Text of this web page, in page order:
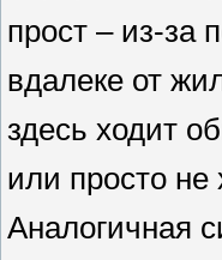
прост – из-за
вдалеке от
здесь ходит
или просто не
Аналогичная